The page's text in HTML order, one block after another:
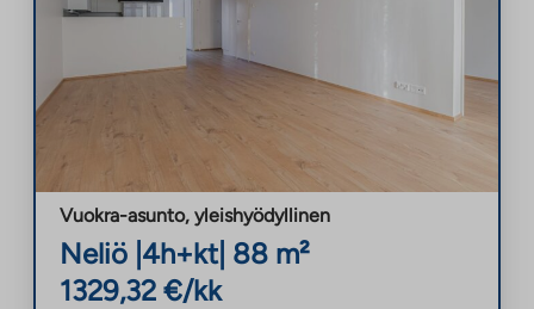
Vuokra-asunto, yleishyödyllinen
Neliö 4h+kt| 88 m²
1329,32 €/kk